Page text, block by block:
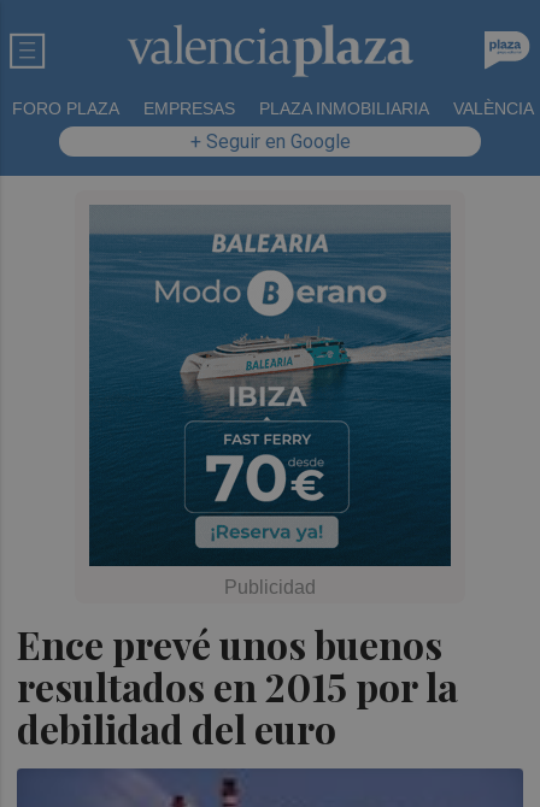
FORO PLAZA EMPRESAS PLAZA INMOBILIARIA VALÈNCIA
+ Seguir en Google
Ence prevé unos buenos
resultados en 2015 por la
debilidad del euro